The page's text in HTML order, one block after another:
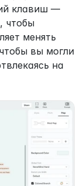
клавиш —
чтобы
менять
вы могли
на